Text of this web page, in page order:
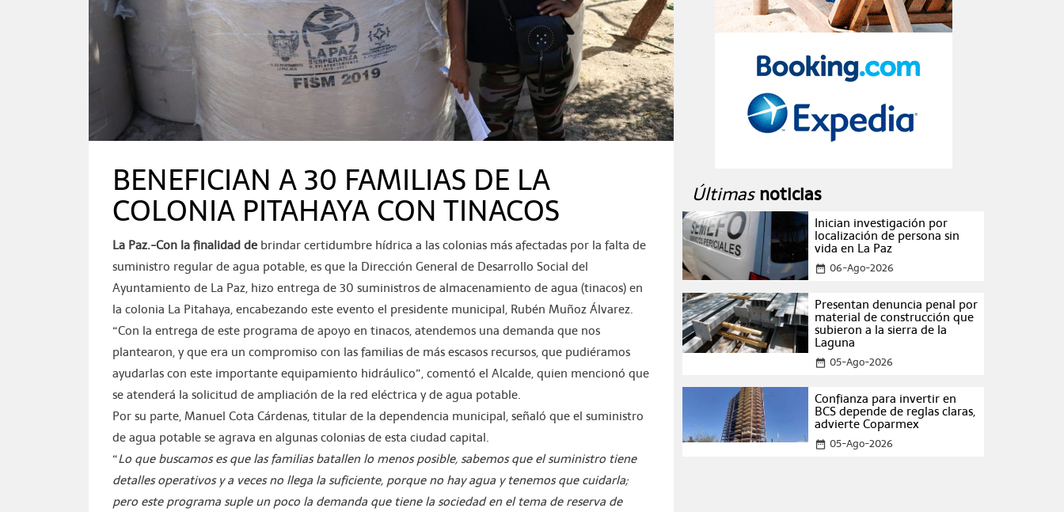
BENEFICIAN A 30 FAMILIAS DE LA
COLONIA PITAHAYA CON TINACOS
La Paz.-Con la finalidad de brindar certidumbre hídrica a las colonias más afectadas por la falta de
suministro regular de agua potable, es que la Dirección General de Desarrollo Social del
Ayuntamiento de La Paz, hizo entrega de 30 suministros de almacenamiento de agua (tinacos) en
la colonia La Pitahaya, encabezando este evento el presidente municipal, Rubén Muñoz Álvarez.
“Con la entrega de este programa de apoyo en tinacos, atendemos una demanda que nos
plantearon, y que era un compromiso con las familias de más escasos recursos, que pudiéramos
ayudarlas con este importante equipamiento hidráulico”, comentó el Alcalde, quien mencionó que
se atenderá la solicitud de ampliación de la red eléctrica y de agua potable.
Por su parte, Manuel Cota Cárdenas, titular de la dependencia municipal, señaló que el suministro
de agua potable se agrava en algunas colonias de esta ciudad capital.
“Lo que buscamos es que las familias batallen lo menos posible, sabemos que el suministro tiene
detalles operativos y a veces no llega la suficiente, porque no hay agua y tenemos que cuidarla;
pero este programa suple un poco la demanda que tiene la sociedad en el tema de reserva de
Últimas noticias
Inician investigación por
localización de persona sin
vida en La Paz
date_range 06-Ago-2026
Presentan denuncia penal por
material de construcción que
subieron a la sierra de la
Laguna
date_range 05-Ago-2026
Confianza para invertir en
BCS depende de reglas claras,
advierte Coparmex
date_range 05-Ago-2026